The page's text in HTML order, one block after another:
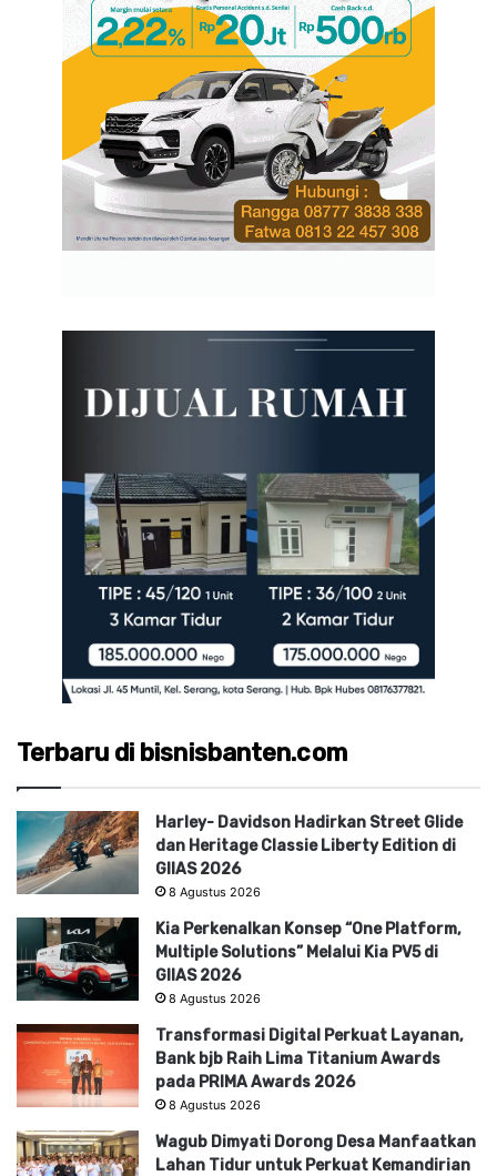
Terbaru di bisnisbanten.com
Harley- Davidson Hadirkan Street Glide
dan Heritage Classie Liberty Edition di
GIIAS 2026
8 Agustus 2026
Kia Perkenalkan Konsep “One Platform,
Multiple Solutions” Melalui Kia PV5 di
GIIAS 2026
8 Agustus 2026
Transformasi Digital Perkuat Layanan,
Bank bjb Raih Lima Titanium Awards
pada PRIMA Awards 2026
8 Agustus 2026
Wagub Dimyati Dorong Desa Manfaatkan
Lahan Tidur untuk Perkuat Kemandirian